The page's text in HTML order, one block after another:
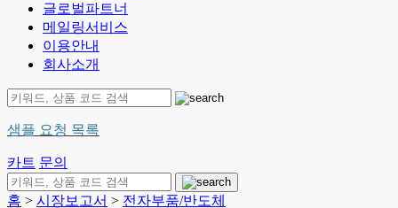
글로벌파트너
메일링서비스
이용안내
회사소개
샘플 요청 목록
카트 문의
홈 > 시장보고서 > 전자부품/반도체